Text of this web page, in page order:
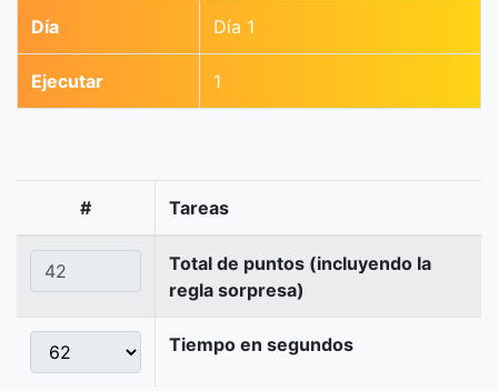
Día Día 1
Ejecutar 1
# Tareas
Total de puntos (incluyendo la
regla sorpresa)
Tiempo en segundos